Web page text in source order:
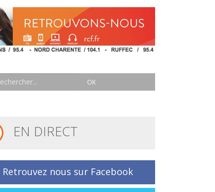
EN DIRECT
Retrouvez nous sur Facebook